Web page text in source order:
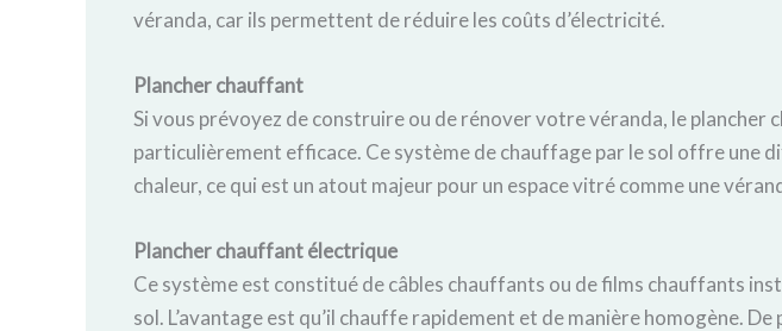
véranda, car ils permettent de réduire les coûts d’électricité.
Plancher chauffant
Si vous prévoyez de construire ou de rénover votre véranda, le plancher
particulièrement efficace. Ce système de chauffage par le sol offre une
chaleur, ce qui est un atout majeur pour un espace vitré comme une
Plancher chauffant électrique
Ce système est constitué de câbles chauffants ou de films chauffants
sol. L’avantage est qu’il chauffe rapidement et de manière homogène. De